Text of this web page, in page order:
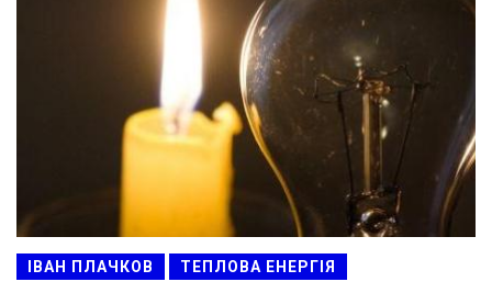
ІВАН ПЛАЧКОВ ТЕПЛОВА ЕНЕРГІЯ